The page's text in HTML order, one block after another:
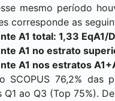
mesmo período
corresponde as
A1 total: 1,33 EqA1/
A1 no estrato
A1 nos estratos
SCOPUS 76,2% das
Q1 ao Q3 (Top 75%).